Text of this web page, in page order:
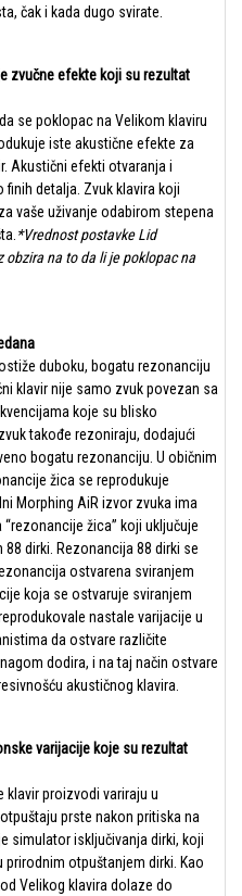
čak i kada dugo svirate.
zvučne efekte koji su rezultat
se poklopac na Velikom klaviru
iste akustične efekte za
Akustični efekti otvaranja i
detalja. Zvuk klavira koji
vaše uživanje odabirom stepena
*Vrednost postavke Lid
na to da li je poklopac na
duboku, bogatu rezonanciju
klavir nije samo zvuk povezan sa
koje su blisko
takođe rezoniraju, dodajući
bogatu rezonanciju. U običnim
žica se reprodukuje
Morphing AiR izvor zvuka ima
žica” koji uključuje
dirki. Rezonancija 88 dirki se
ostvarena sviranjem
koja se ostvaruje sviranjem
nastale varijacije u
da ostvare različite
dodira, i na taj način ostvare
akustičnog klavira.
varijacije koje su rezultat
klavir proizvodi variraju u
prste nakon pritiska na
simulator isključivanja dirki, koji
otpuštanjem dirki. Kao
Velikog klavira dolaze do